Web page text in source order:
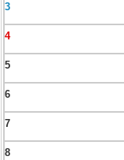
3
4
5
6
7
8